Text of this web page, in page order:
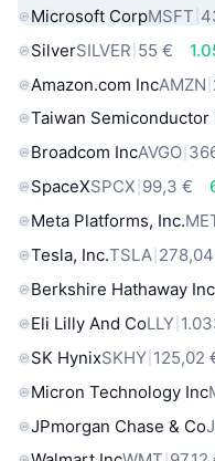
Microsoft CorpMSFT
SilverSILVER 55 €
Amazon.com IncAMZN
Taiwan
Broadcom IncAVGO
SpaceXSPCX 99,3 €
Meta Platforms, Inc.
Tesla, Inc.TSLA
Berkshire Hathaway
Eli Lilly And CoLLY
SK HynixSKHY 125,02
Micron Technology Inc
JPmorgan Chase & Co